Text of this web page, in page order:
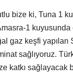
bize ki, Tuna 1
1 kuyusunda
gaz keşfi yapılan
sağlıyoruz.
katkı sağlayacak